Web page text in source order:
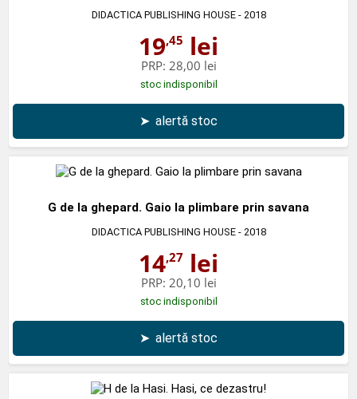
DIDACTICA PUBLISHING HOUSE- 2018
19,45 lei
PRP: 28,00 lei
stoc indisponibil
➤ alertă stoc
G de la ghepard. Gaio la plimbare prin savana
DIDACTICA PUBLISHING HOUSE- 2018
14,27 lei
PRP: 20,10 lei
stoc indisponibil
➤ alertă stoc